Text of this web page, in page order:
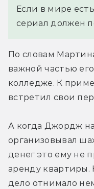
Если в мире
сериал должен
По словам
важной частью
колледже. К
встретил свои
А когда Джордж
организовывал
денег это ему не
аренду квартиры.
дело отнимало